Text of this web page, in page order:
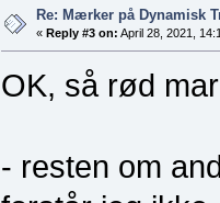
Re: Mærker på Dynamisk
«Reply #3 on: April 28, 2021,
OK, så rød
- resten om